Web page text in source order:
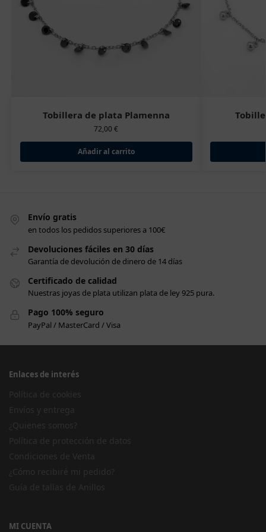
Tobillera de plata Plamenna
72,00€
Añadir al carrito
Envío gratis
en todos los pedidos superiores a 100€
Devoluciones fáciles en 30 días
Garantía de devolución de dinero de 14 días
Certificado de calidad
Nuestras joyas de plata utilizan plata de ley 925 pura.
Pago 100% seguro
PayPal / MasterCard / Visa
Enlaces de interés
MI CUENTA